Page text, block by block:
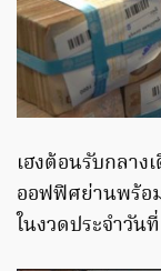
เฮงต้อนรับกลา
ออฟฟิศย่านพร้อ
ในงวดประจำวั